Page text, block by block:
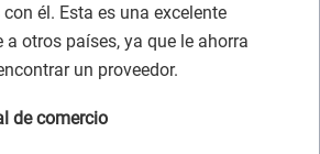
él. Esta es una excelente
a otros países, ya que le ahorra
un proveedor.
de comercio